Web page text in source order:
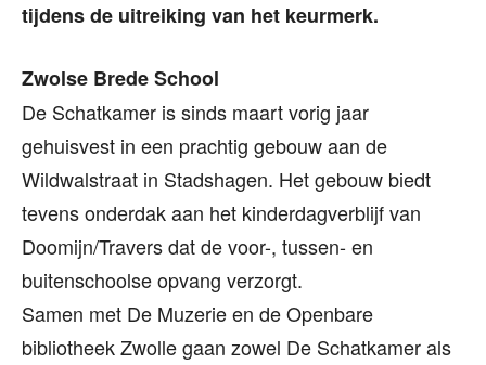
tijdens de uitreiking van het keurmerk.
Zwolse Brede School
De Schatkamer is sinds maart vorig jaar
gehuisvest in een prachtig gebouw aan de
Wildwalstraat in Stadshagen. Het gebouw biedt
tevens onderdak aan het kinderdagverblijf van
Doomijn/Travers dat de voor-, tussen- en
buitenschoolse opvang verzorgt.
Samen met De Muzerie en de Openbare
bibliotheek Zwolle gaan zowel De Schatkamer als